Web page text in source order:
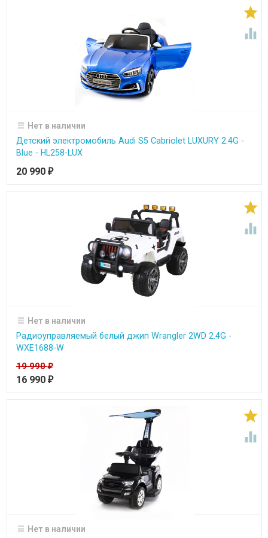


Нет в наличии
Детский электромобиль Audi S5 Cabriolet LUXURY 2.4G -
Blue - HL258-LUX
20 990 ₽


Нет в наличии
Радиоуправляемый белый джип Wrangler 2WD 2.4G -
WXE1688-W
19 990₽
16 990 ₽


Нет в наличии